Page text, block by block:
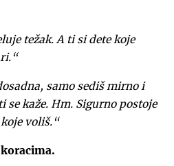
težak. A ti si dete koje
samo sediš mirno i
se kaže. Hm. Sigurno postoje
voliš.“